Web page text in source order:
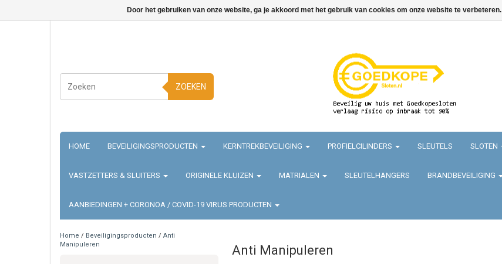
ZOEKEN
HOME BEVEILIGINGSPRODUCTEN KERNTREKBEVEILIGING PROFIELCILINDERS SLEUTELS SLOTEN
VASTZETTERS & SLUITERS ORIGINELE KLUIZEN MATRIALEN SLEUTELHANGERS BRANDBEVEILIGING
AANBIEDINGEN + CORONOA / COVID-19 VIRUS PRODUCTEN
Home / Beveiligingsproducten / Anti
Manipuleren
Anti Manipuleren
Door het gebruiken van onze website, ga je akkoord met het gebruik van cookies om onze website te verbeteren.